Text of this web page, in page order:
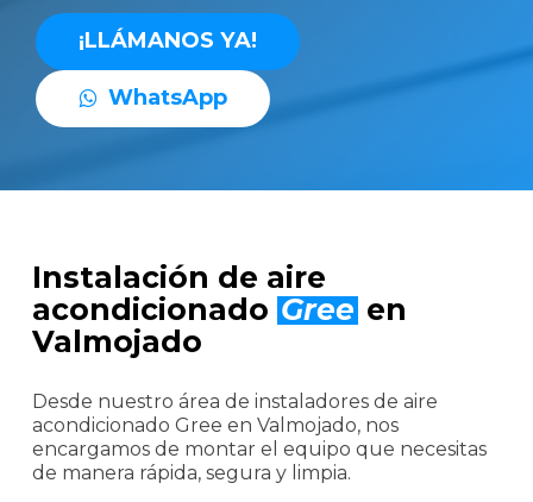
¡LLÁMANOS YA!
WhatsApp
Instalación de aire
acondicionado Gree en
Valmojado
Desde nuestro área de instaladores de aire
acondicionado Gree en Valmojado, nos
encargamos de montar el equipo que necesitas
de manera rápida, segura y limpia.